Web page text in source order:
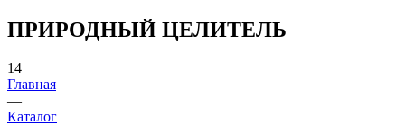
ПРИРОДНЫЙ ЦЕЛИТЕЛЬ
14
Главная
—
Каталог